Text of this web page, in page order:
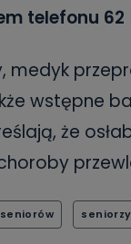
telefonu 62
medyk
wstępne
że
seniorzy